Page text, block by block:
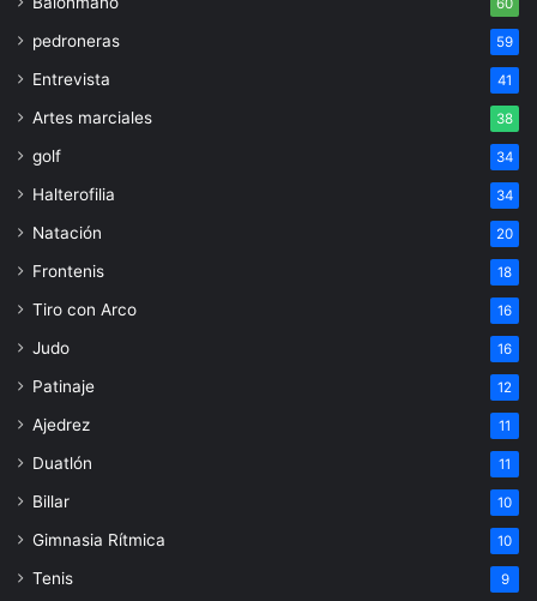
pedroneras 59
Entrevista 41
Artes marciales 38
golf 34
Halterofilia 34
Natación 20
Frontenis 18
Tiro con Arco 16
Judo 16
Patinaje 12
Ajedrez 11
Duatlón 11
Billar 10
Gimnasia Rítmica 10
Tenis 9